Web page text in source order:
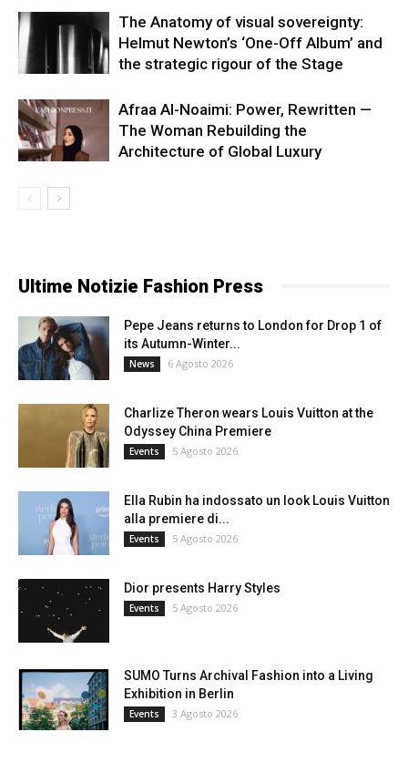
The Anatomy of visual sovereignty:
Helmut Newton’s ‘One-Off Album’ and
the strategic rigour of the Stage
Afraa Al-Noaimi: Power, Rewritten —
The Woman Rebuilding the
Architecture of Global Luxury
Ultime Notizie Fashion Press
Pepe Jeans returns to London for Drop 1 of
its Autumn-Winter...
News 6 Agosto 2026
Charlize Theron wears Louis Vuitton at the
Odyssey China Premiere
Events 5 Agosto 2026
Ella Rubin ha indossato un look Louis Vuitton
alla premiere di...
Events 5 Agosto 2026
Dior presents Harry Styles
Events 5 Agosto 2026
SUMO Turns Archival Fashion into a Living
Exhibition in Berlin
Events 3 Agosto 2026